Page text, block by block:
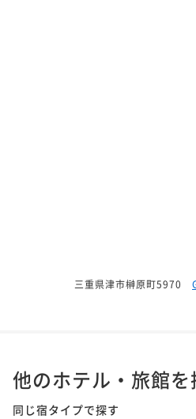
三重県津市榊原町5970
他のホテル・旅館を
同じ宿タイプで探す